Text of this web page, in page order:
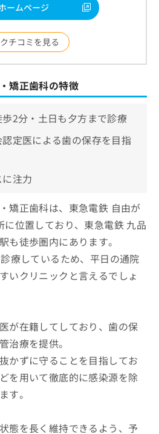
ームページ
クチコミを見る
矯正歯科の特徴
2分・土日も夕方まで診療
定医による歯の保存を目指
注力
矯正歯科は、東急電鉄 自由が
に位置しており、東急電鉄 九品
も徒歩圏内にあります。
療しているため、平日の通院
いクリニックと言えるでしょ
が在籍してしており、歯の保
治療を提供。
かずに守ることを目指してお
を用いて徹底的に感染源を除
す。
態を長く維持できるよう、予